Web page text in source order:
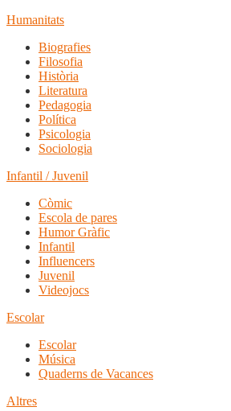
Humanitats
Biografies
Filosofia
Història
Literatura
Pedagogia
Política
Psicologia
Sociologia
Infantil / Juvenil
Còmic
Escola de pares
Humor Gràfic
Infantil
Influencers
Juvenil
Videojocs
Escolar
Escolar
Música
Quaderns de Vacances
Altres